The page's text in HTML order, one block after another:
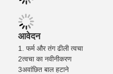
आवेदन
1. फर्म और तंग ढीली त्वचा
2त्वचा का नवीनीकरण
3अवांछित बाल हटाने